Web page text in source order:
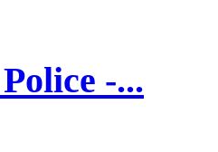
-...